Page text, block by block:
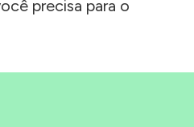
precisa para o